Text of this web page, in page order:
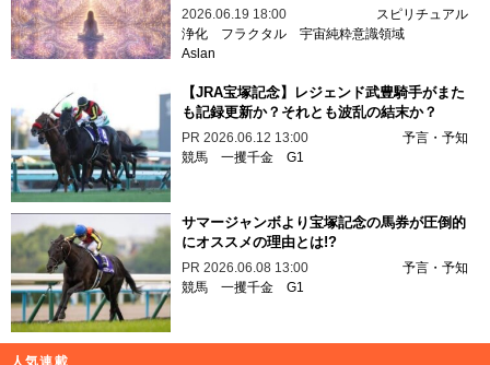
2026.06.19 18:00
スピリチュアル
浄化
フラクタル 宇宙純粋意識領域
Aslan
【JRA宝塚記念】レジェンド武豊騎手がまた
も記録更新か？それとも波乱の結末か？
PR 2026.06.12 13:00
予言・予知
競馬 一攫千金 G1
サマージャンボより宝塚記念の馬券が圧倒的
にオススメの理由とは!?
PR 2026.06.08 13:00
予言・予知
競馬 一攫千金 G1